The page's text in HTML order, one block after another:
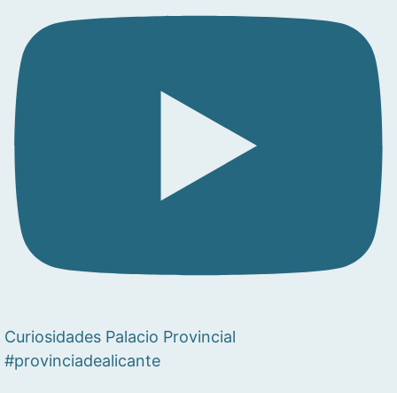
Curiosidades Palacio Provincial
#provinciadealicante